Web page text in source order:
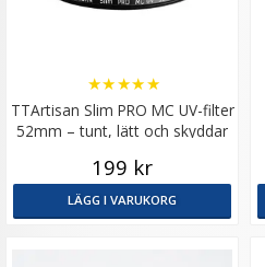
TTArtisan Slim PRO MC UV-filter
52mm – tunt, lätt och skyddar
★★★★★
199 kr
LÄGG I VARUKORG